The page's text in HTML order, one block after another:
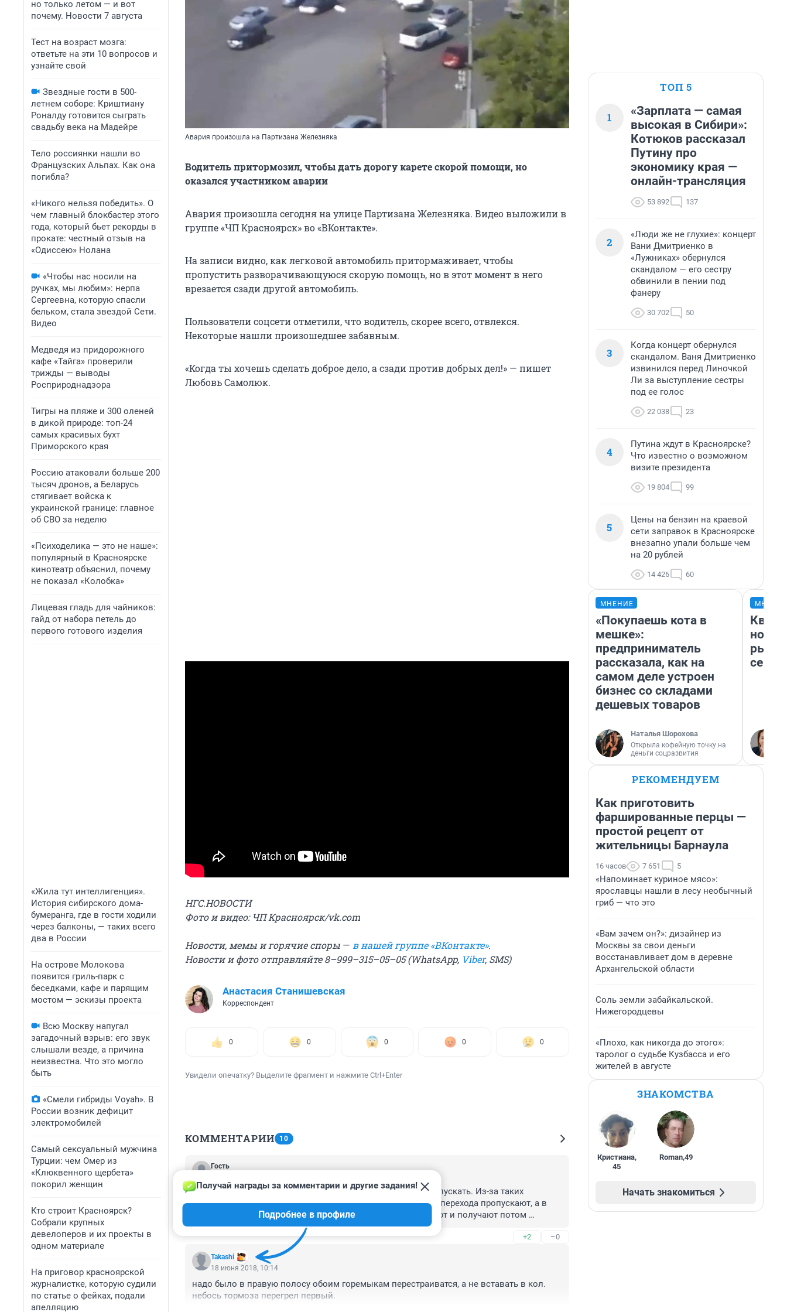
но только летом — и вот
почему. Новости 7 августа
Тест на возраст мозга:
ответьте на эти 10 вопросов и
узнайте свой
Звездные гости в 500-
летнем соборе: Криштиану
Роналду готовится сыграть
свадьбу века на Мадейре
Тело россиянки нашли во
Французских Альпах. Как она
погибла?
«Никого нельзя победить». О
чем главный блокбастер этого
года, который бьет рекорды в
прокате: честный отзыв на
«Одиссею» Нолана
«Чтобы нас носили на
ручках, мы любим»: нерпа
Сергеевна, которую спасли
бельком, стала звездой Сети.
Видео
Медведя из придорожного
кафе «Тайга» проверили
трижды — выводы
Росприроднадзора
Тигры на пляже и 300 оленей
в дикой природе: топ-24
самых красивых бухт
Приморского края
Россию атаковали больше 200
тысяч дронов, а Беларусь
стягивает войска к
украинской границе: главное
об СВО за неделю
«Психоделика — это не наше»:
популярный в Красноярске
кинотеатр объяснил, почему
не показал «Колобка»
Лицевая гладь для чайников:
гайд от набора петель до
первого готового изделия
«Жила тут интеллигенция».
История сибирского дома-
бумеранга, где в гости ходили
через балконы, — таких всего
два в России
На острове Молокова
появится гриль-парк с
беседками, кафе и парящим
мостом — эскизы проекта
Всю Москву напугал
загадочный взрыв: его звук
слышали везде, а причина
неизвестна. Что это могло
быть
«Смели гибриды Voyah». В
России возник дефицит
электромобилей
Самый сексуальный мужчина
Турции: чем Омер из
«Клюквенного щербета»
покорил женщин
Кто строит Красноярск?
Собрали крупных
девелоперов и их проекты в
одном материале
На приговор красноярской
журналистке, которую судили
по статье о фейках, подали
апелляцию
Авария произошла на Партизана Железняка
Водитель притормозил, чтобы дать дорогу карете скорой помощи, но
оказался участником аварии
Авария произошла сегодня на улице Партизана Железняка. Видео выложили в
группе «ЧП Красноярск» во «ВКонтакте».
На записи видно, как легковой автомобиль притормаживает, чтобы
пропустить разворачивающуюся скорую помощь, но в этот момент в него
врезается сзади другой автомобиль.
Пользователи соцсети отметили, что водитель, скорее всего, отвлекся.
Некоторые нашли произошедшее забавным.
«Когда ты хочешь сделать доброе дело, а сзади против добрых дел!» — пишет
Любовь Самолюк.
НГС.НОВОСТИ
Фото и видео: ЧП Красноярск/vk.com
Новости, мемы и горячие споры — в нашей группе «ВКонтакте».
Новости и фото отправляйте 8–999–315–05–05 (WhatsApp, Viber, SMS)
Анастасия Станишевская
Корреспондент
0 0 0 0 0
Увидели опечатку? Выделите фрагмент и нажмите Ctrl+Enter
КОММЕНТАРИИ 10
Гость
если скорая без сирены и мигалки ехала, нечего было пропускать. Из-за таких
добродеев проблемы и возникают. То пешеходов еще вне перехода пропускают, а в
следующем ряду водители, едущие по правилам, их сбивают и получают потом
проблемы.
+2 –0
Takashi
Получай награды за комментарии и другие задания!
Подробнее в профиле
18 июня 2018, 10:14
надо было в правую полосу обоим горемыкам перестраиватся, а не вставать в кол.
небось тормоза перегрел первый.
ТОП 5
1
«Зарплата — самая
высокая в Сибири»:
Котюков рассказал
Путину про
экономику края —
онлайн-трансляция
53 892 137
2
«Люди же не глухие»: концерт
Вани Дмитриенко в
«Лужниках» обернулся
скандалом — его сестру
обвинили в пении под
фанеру
30 702 50
3
Когда концерт обернулся
скандалом. Ваня Дмитриенко
извинился перед Линочкой
Ли за выступление сестры
под ее голос
22 038 23
4
Путина ждут в Красноярске?
Что известно о возможном
визите президента
19 804 99
5
Цены на бензин на краевой
сети заправок в Красноярске
внезапно упали больше чем
на 20 рублей
14 426 60
МНЕНИЕ
«Покупаешь кота в
мешке»:
предприниматель
рассказала, как на
самом деле устроен
бизнес со складами
дешевых товаров
Наталья Шорохова
Открыла кофейную точку на
деньги соцразвития
но
РЕКОМЕНДУЕМ
Как приготовить
фаршированные перцы —
простой рецепт от
жительницы Барнаула
16 часов 7 651 5
«Напоминает куриное мясо»:
ярославцы нашли в лесу необычный
гриб — что это
«Вам зачем он?»: дизайнер из
Москвы за свои деньги
восстанавливает дом в деревне
Архангельской области
Соль земли забайкальской.
Нижегородцевы
«Плохо, как никогда до этого»:
таролог о судьбе Кузбасса и его
жителей в августе
ЗНАКОМСТВА
Кристиана,
45
Roman,49
Начать знакомиться